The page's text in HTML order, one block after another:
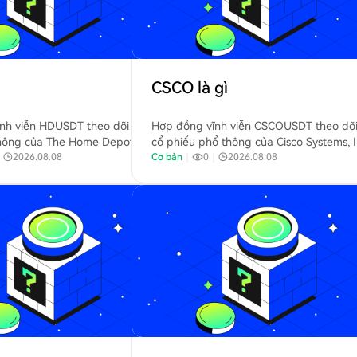
viễn HDUSDT theo dõi giá cổ
của The Home Depot, Inc.
nhà bán lẻ cải thiện nhà lớn nhất
2026.08.08
CSCO là gì
Hợp đồng vĩnh viễn CSCOUSDT theo
cổ phiếu phổ thông của Cisco Systems,
(Nasdaq: CSCO). Cisco là một công ty
Cơ bản ｜ 0 ｜ 2026.08.08